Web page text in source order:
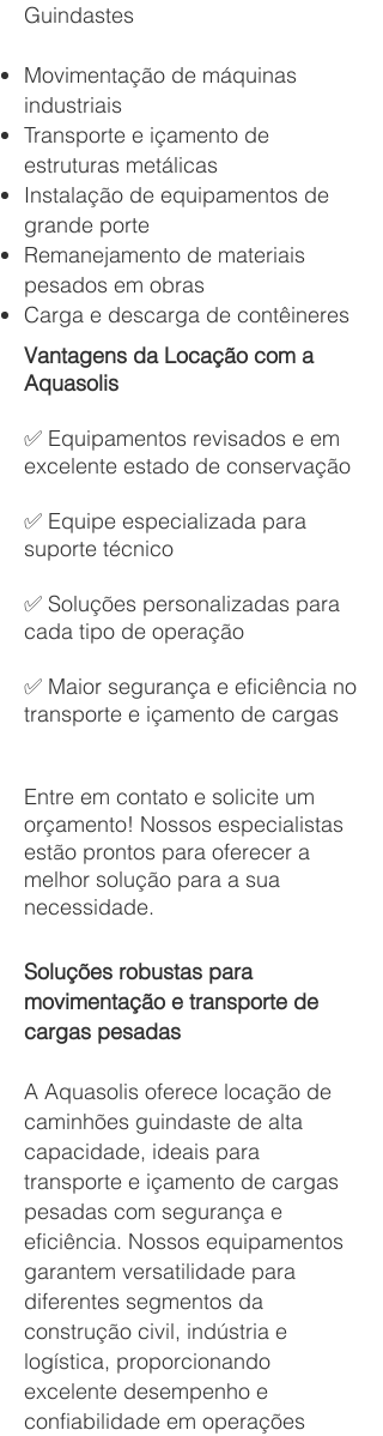
Guindastes
Movimentação de máquinas
industriais
Transporte e içamento de
estruturas metálicas
Instalação de equipamentos de
grande porte
Remanejamento de materiais
pesados em obras
Carga e descarga de contêineres
Vantagens da Locação com a
Aquasolis
✅ Equipamentos revisados e em
excelente estado de conservação
✅ Equipe especializada para
suporte técnico
✅ Soluções personalizadas para
cada tipo de operação
✅ Maior segurança e eficiência no
transporte e içamento de cargas
Entre em contato e solicite um
orçamento! Nossos especialistas
estão prontos para oferecer a
melhor solução para a sua
necessidade.
Soluções robustas para
movimentação e transporte de
cargas pesadas
A Aquasolis oferece locação de
caminhões guindaste de alta
capacidade, ideais para
transporte e içamento de cargas
pesadas com segurança e
eficiência. Nossos equipamentos
garantem versatilidade para
diferentes segmentos da
construção civil, indústria e
logística, proporcionando
excelente desempenho e
confiabilidade em operações